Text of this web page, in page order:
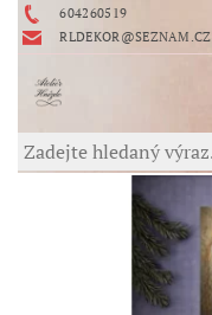
604260519
RLDEKOR@SEZNAM.CZ